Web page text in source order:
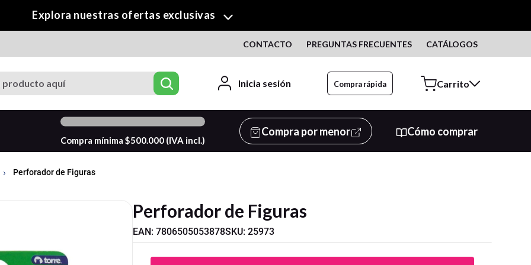
¡Descubre nuestra colección de Crafty!
CONTACTO PREGUNTAS FRECUENTES CATÁLOGOS
aquí
Inicia sesión Compra rápida
Compra mínima $500.000(IVA incl.)
Compra por menor Cómo comprar
Perforador de Figuras
Perforador de Figuras
EAN: 7806505053878SKU: 25973